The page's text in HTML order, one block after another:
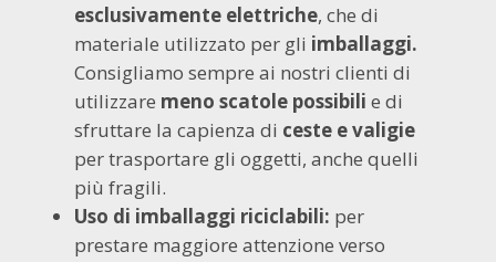
esclusivamente elettriche, che di
materiale utilizzato per gli imballaggi.
Consigliamo sempre ai nostri clienti di
utilizzare meno scatole possibili e di
sfruttare la capienza di ceste e valigie
per trasportare gli oggetti, anche quelli
più fragili.
Uso di imballaggi riciclabili: per
prestare maggiore attenzione verso